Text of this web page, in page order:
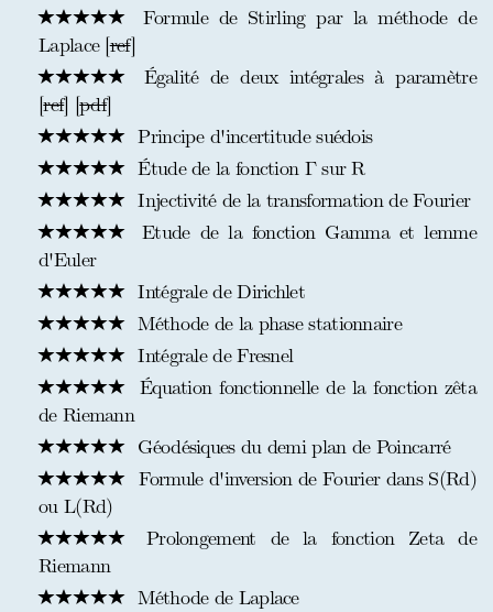
Formule de Stirling par la méthode de
Laplace [ref]
Égalité de deux intégrales à paramètre
[ref] [pdf]
Principe d'incertitude suédois
Étude de la fonction Γ sur R
Injectivité de la transformation de Fourier
Etude de la fonction Gamma et lemme
d'Euler
Intégrale de Dirichlet
Méthode de la phase stationnaire
Intégrale de Fresnel
Équation fonctionnelle de la fonction zêta
de Riemann
Géodésiques du demi plan de Poincarré
Formule d'inversion de Fourier dans S(Rd)
ou L(Rd)
Prolongement de la fonction Zeta de
Riemann
Méthode de Laplace